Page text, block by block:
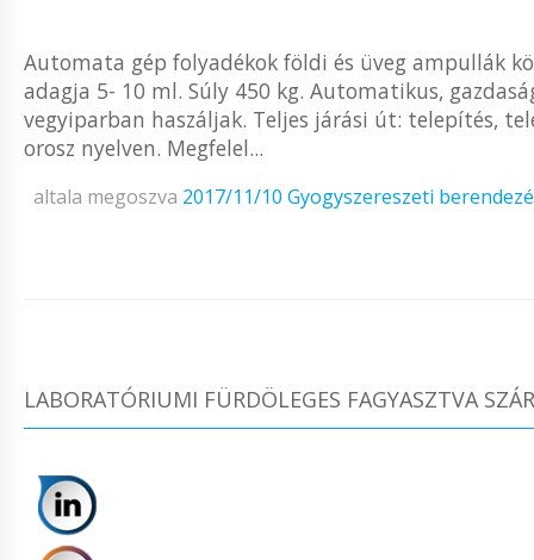
Automata gép folyadékok földi és üveg ampullák
adagja 5- 10 ml. Súly 450 kg. Automatikus,
vegyiparban haszáljak. Teljes járási út: telepítés,
orosz nyelven. Megfelel...
altala megoszva 2017/11/10 Gyogyszereszeti
LABORATÓRIUMI FÜRDÖLEGES FAGYASZTVA